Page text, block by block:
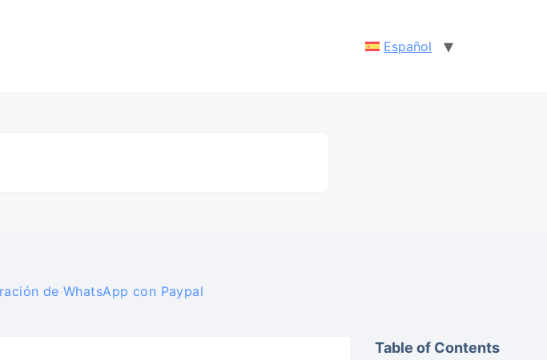
Español
de WhatsApp con Paypal
Table of Contents